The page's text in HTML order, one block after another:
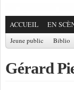
ACCUEIL EN
Jeune public Biblio
Gérard